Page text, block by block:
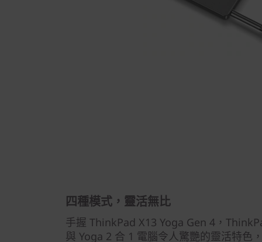
四種模式，靈活無比
手握 ThinkPad X13 Yoga Gen 4，
與 Yoga 2 合 1 電腦令人驚艷的靈活特色